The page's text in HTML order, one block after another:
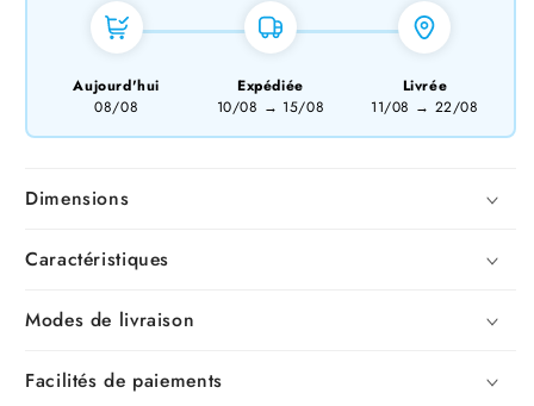
Aujourd'hui
08/08
Expédiée
10/08 → 15/08
Livrée
11/08 → 22/08
Dimensions
Caractéristiques
Modes de livraison
Facilités de paiements